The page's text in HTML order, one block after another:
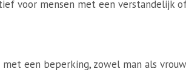
voor mensen met een verstandelijk
een beperking, zowel man als